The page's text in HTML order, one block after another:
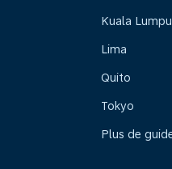
Kuala
Lima
Quito
Tokyo
Plus de